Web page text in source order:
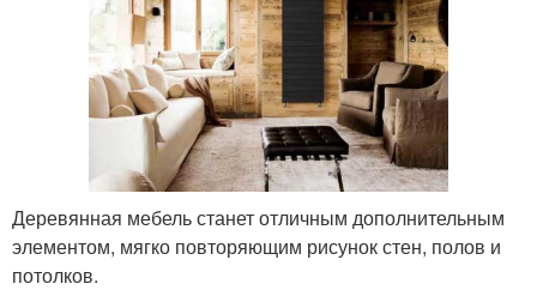
Деревянная мебель станет отличным дополнительным
элементом, мягко повторяющим рисунок стен, полов и
потолков.